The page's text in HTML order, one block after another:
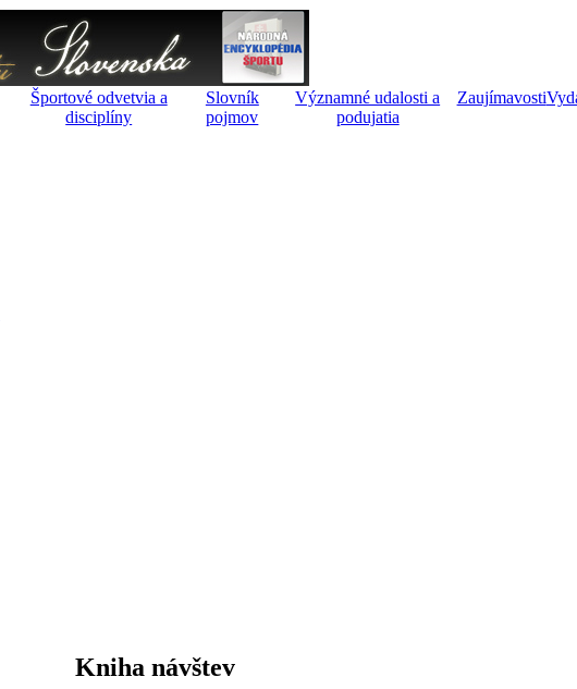
Športové odvetvia a
disciplíny
Slovník
pojmov
Významné udalosti a
podujatia
Zaujímavosti
Kniha návštev